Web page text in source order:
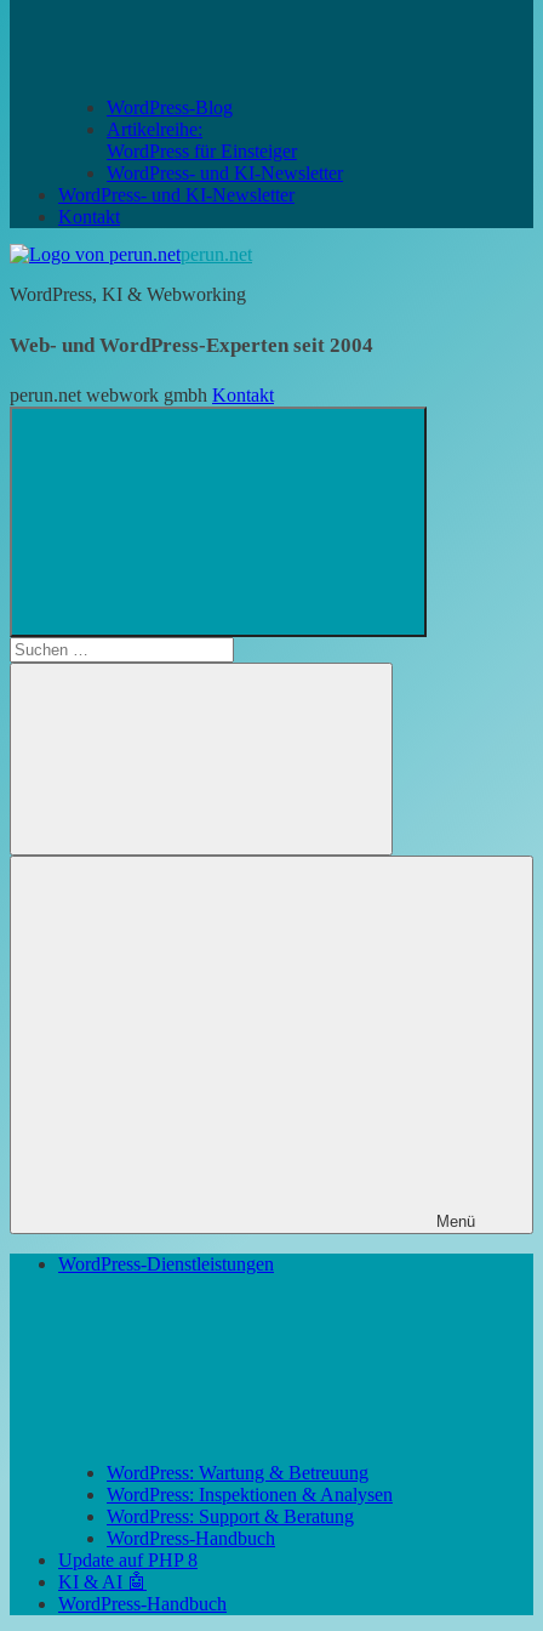
WordPress-Blog
Artikelreihe:
WordPress für Einsteiger
WordPress- und KI-Newsletter
WordPress- und KI-Newsletter
Kontakt
perun.net
WordPress, KI & Webworking
Web- und WordPress-Experten seit 2004
perun.net webwork gmbh Kontakt
öffnen
Suchen
nach:
Suchen
Menü
WordPress-Dienstleistungen
WordPress: Wartung & Betreuung
WordPress: Inspektionen & Analysen
WordPress: Support & Beratung
WordPress-Handbuch
Update auf PHP 8
KI & AI 🤖
WordPress-Handbuch